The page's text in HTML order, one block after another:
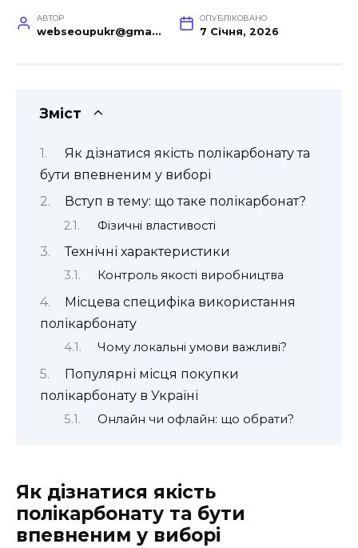
АВТОР
webseoupukr@gmail.com
ОПУБЛІКОВАНО
7 Січня, 2026
Зміст
Як дізнатися якість полікарбонату та
бути впевненим у виборі
Вступ в тему: що таке полікарбонат?
Фізичні властивості
Технічні характеристики
Контроль якості виробництва
Місцева специфіка використання
полікарбонату
Чому локальні умови важливі?
Популярні місця покупки
полікарбонату в Україні
Онлайн чи офлайн: що обрати?
Як дізнатися якість
полікарбонату та бути
впевненим у виборі